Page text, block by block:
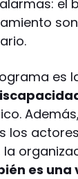
el
es
los
es una